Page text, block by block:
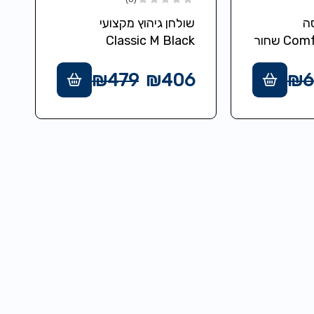
₪
שולחן גיהוץ מקצועי
Classic M Black
₪479 ₪406